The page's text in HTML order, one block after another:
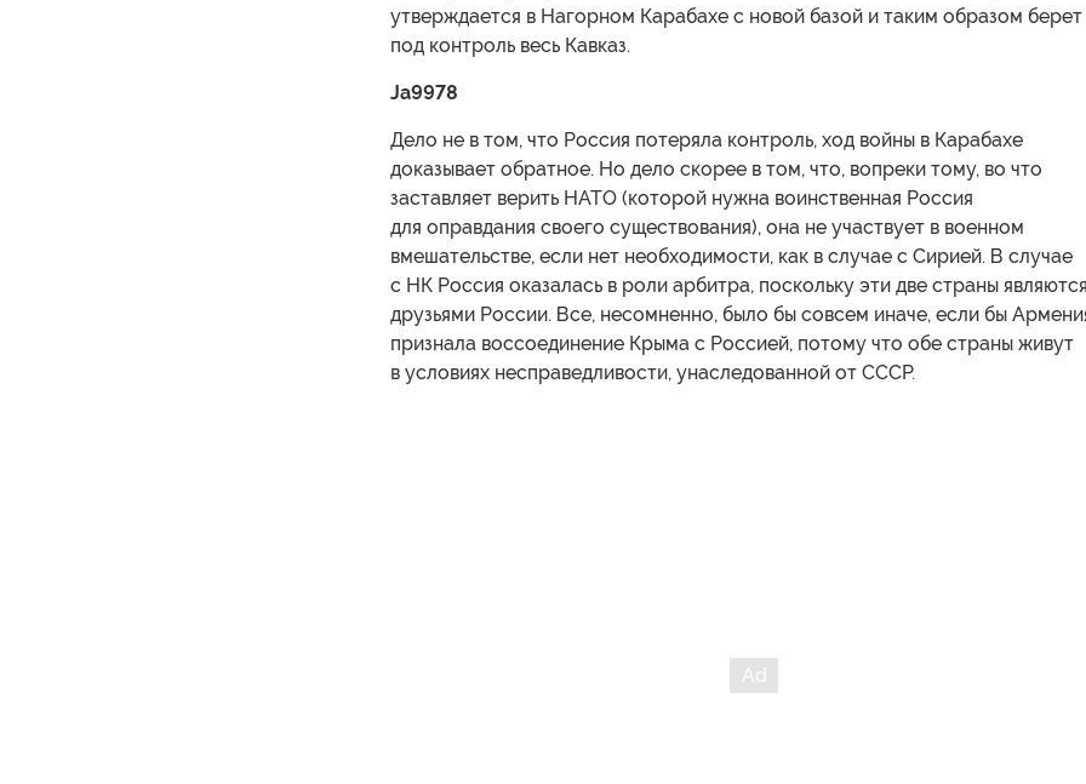
утверждается в Нагорном Карабахе с новой базой и таким образом берет
под контроль весь Кавказ.
Ja9978
Дело не в том, что Россия потеряла контроль, ход войны в Карабахе
доказывает обратное. Но дело скорее в том, что, вопреки тому, во что
заставляет верить НАТО (которой нужна воинственная Россия
для оправдания своего существования), она не участвует в военном
вмешательстве, если нет необходимости, как в случае с Сирией. В случае
с НК Россия оказалась в роли арбитра, поскольку эти две страны
друзьями России. Все, несомненно, было бы совсем иначе, если бы
признала воссоединение Крыма с Россией, потому что обе страны живут
в условиях несправедливости, унаследованной от СССР.